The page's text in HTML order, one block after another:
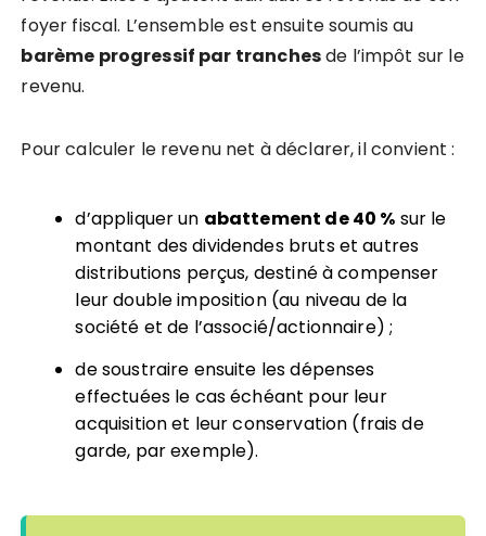
foyer fiscal. L’ensemble est ensuite soumis au
barème progressif par tranchesde l’impôt sur le
revenu.
Pour calculer le revenu net à déclarer, il convient :
d’appliquer un abattement de 40 % sur le
montant des dividendes bruts et autres
distributions perçus, destiné à compenser
leur double imposition (au niveau de la
société et de l’associé/actionnaire) ;
de soustraire ensuite les dépenses
effectuées le cas échéant pour leur
acquisition et leur conservation (frais de
garde, par exemple).